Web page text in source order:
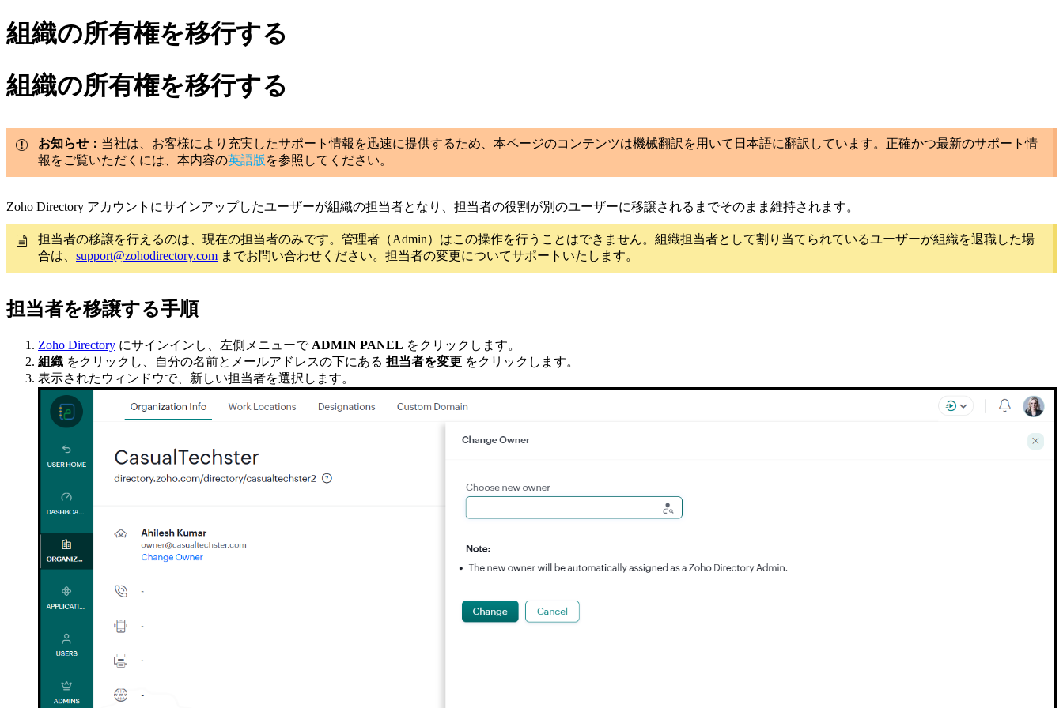
組織の所有権を移行する
組織の所有権を移行する
お知らせ： 当社は、お客様により充実したサポート情報を迅速に提供するため、本ページのコンテンツは機械翻訳を用いて日本語に翻訳しています。正確かつ最新のサポート情
報をご覧いただくには、本内容の英語版 を参照してください。
Zoho Directory アカウントにサインアップしたユーザーが組織の担当者となり、担当者の役割が別のユーザーに移譲されるまでそのまま維持されます。
担当者の移譲を行えるのは、現在の担当者のみです。管理者（Admin）はこの操作を行うことはできません。組織担当者として割り当てられているユーザーが組織を退職した場
合は、 support@zohodirectory.com までお問い合わせください。担当者の変更についてサポートいたします。
担当者を移譲する手順
Zoho Directory にサインインし、左側メニューで ADMIN PANEL をクリックします。
組織 をクリックし、自分の名前とメールアドレスの下にある 担当者を変更 をクリックします。
表示されたウィンドウで、新しい担当者を選択します。